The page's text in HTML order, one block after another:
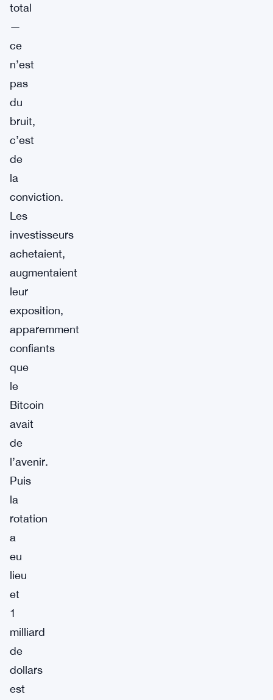
total
—
ce
n’est
pas
du
bruit,
c’est
de
la
conviction.
Les
investisseurs
achetaient,
augmentaient
leur
exposition,
apparemment
confiants
que
le
Bitcoin
avait
de
l’avenir.
Puis
la
rotation
a
eu
lieu
et
1
milliard
de
dollars
est